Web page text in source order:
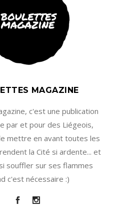
MAGAZINE
c'est une publication
par et pour des Liégeois,
mettre en avant toutes les
la Cité si ardente... et
souffler sur ses flammes
c'est nécessaire :)